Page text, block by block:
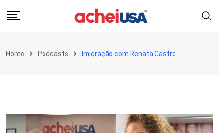
Home Podcasts Imigração com Renata Castro